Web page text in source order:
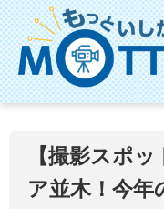
【撮影スポ
ア並木！今年